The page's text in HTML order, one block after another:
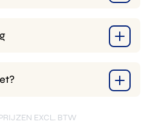
EXCL. BTW